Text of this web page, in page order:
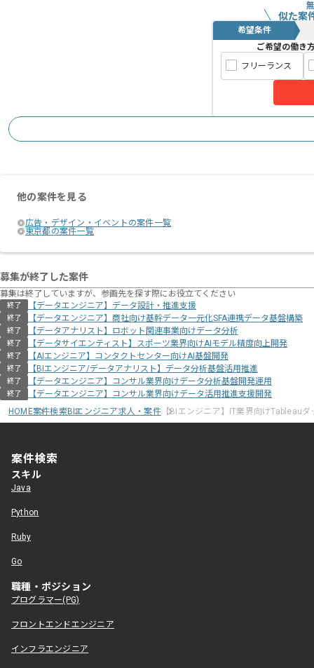
似た案
希望条件
ご希望の働き
フリーランス
他の案件を見る
広告・デザイン・イベントの案件一覧
東京都の案件一覧
募集が終了した案件
募集は終了していますが、参画先を探す際にお役立てください
終了 【データエンジニア】データ設計・推進支援
終了 【データエンジニア】商社向け基幹データ一元化SFA連携データ基盤構築
終了 【データアナリスト】ロボット関連事業向けデータ分析
終了 【データサイエンティスト】スポーツ業界向けAIモデル精度向上開発
終了 【AIエンジニア】コンタクトセンター向けAI基盤開発
終了 【BIエンジニア/データアナリスト】データ分析基盤活用推進
終了 【データエンジニア】コンサル業界向けデータ分析基盤開発運用
終了
【データエンジニア】コンサル業界向けデータ活用推進支援開発
HOME案件検索BIエンジニア求人・案件【BIエンジニア】IT業界向けTableau
案件検索
スキル
Java
Python
Ruby
Go
職種・ポジション
プログラマー(PG)
フロントエンドエンジニア
インフラエンジニア